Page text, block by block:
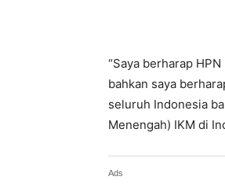
“Saya berharap
bahkan saya
seluruh Indonesia
Menengah) IKM di
Ads